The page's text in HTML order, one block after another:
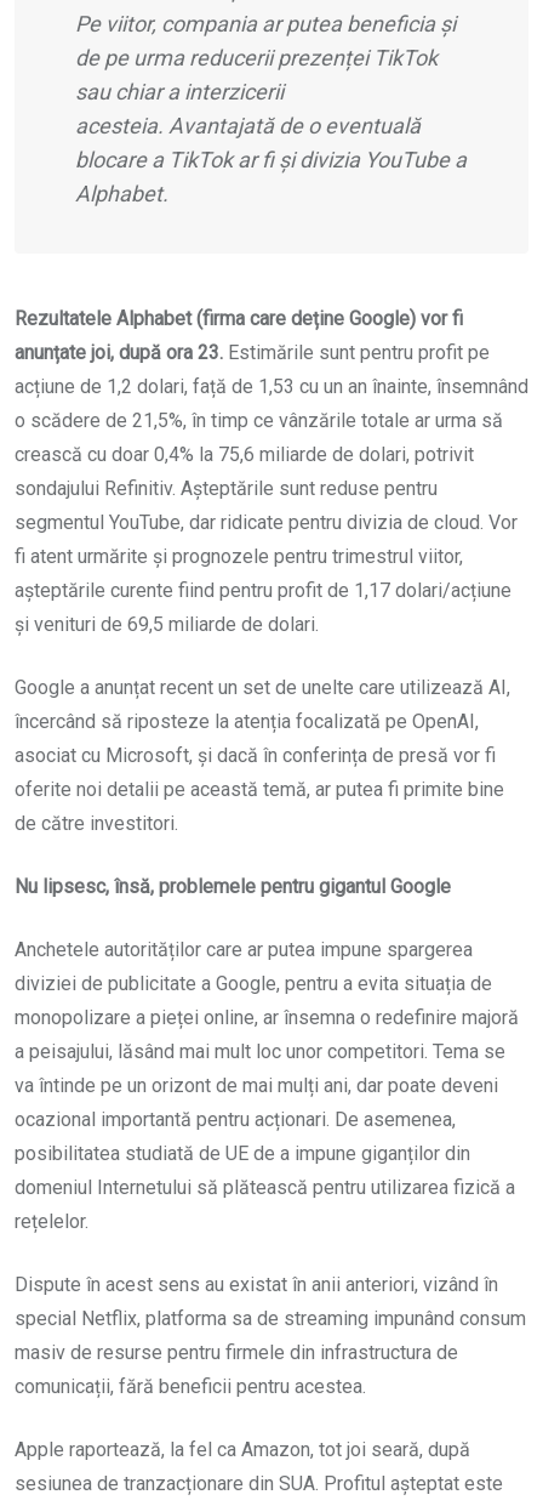
Pe viitor, compania ar putea beneficia și
de pe urma reducerii prezenței TikTok
sau chiar a interzicerii
acesteia. Avantajată de o eventuală
blocare a TikTok ar fi și divizia YouTube a
Alphabet.
Rezultatele Alphabet (firma care deține Google) vor fi
anunțate joi, după ora 23. Estimările sunt pentru profit pe
acțiune de 1,2 dolari, față de 1,53 cu un an înainte, însemnând
o scădere de 21,5%, în timp ce vânzările totale ar urma să
crească cu doar 0,4% la 75,6 miliarde de dolari, potrivit
sondajului Refinitiv. Așteptările sunt reduse pentru
segmentul YouTube, dar ridicate pentru divizia de cloud. Vor
fi atent urmărite și prognozele pentru trimestrul viitor,
așteptările curente fiind pentru profit de 1,17 dolari/acțiune
și venituri de 69,5 miliarde de dolari.
Google a anunțat recent un set de unelte care utilizează AI,
încercând să riposteze la atenția focalizată pe OpenAI,
asociat cu Microsoft, și dacă în conferința de presă vor fi
oferite noi detalii pe această temă, ar putea fi primite bine
de către investitori.
Nu lipsesc, însă, problemele pentru gigantul Google
Anchetele autorităților care ar putea impune spargerea
diviziei de publicitate a Google, pentru a evita situația de
monopolizare a pieței online, ar însemna o redefinire majoră
a peisajului, lăsând mai mult loc unor competitori. Tema se
va întinde pe un orizont de mai mulți ani, dar poate deveni
ocazional importantă pentru acționari. De asemenea,
posibilitatea studiată de UE de a impune giganților din
domeniul Internetului să plătească pentru utilizarea fizică a
rețelelor.
Dispute în acest sens au existat în anii anteriori, vizând în
special Netflix, platforma sa de streaming impunând consum
masiv de resurse pentru firmele din infrastructura de
comunicații, fără beneficii pentru acestea.
Apple raportează, la fel ca Amazon, tot joi seară, după
sesiunea de tranzacționare din SUA. Profitul așteptat este